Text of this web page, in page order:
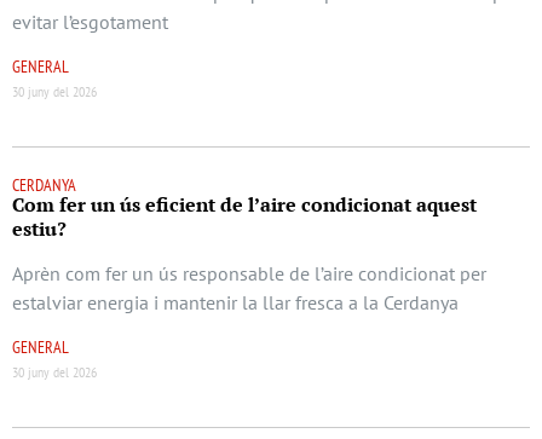
evitar l’esgotament
GENERAL
30 juny del 2026
CERDANYA
Com fer un ús eficient de l’aire condicionat aquest
estiu?
Aprèn com fer un ús responsable de l’aire condicionat per
estalviar energia i mantenir la llar fresca a la Cerdanya
GENERAL
30 juny del 2026